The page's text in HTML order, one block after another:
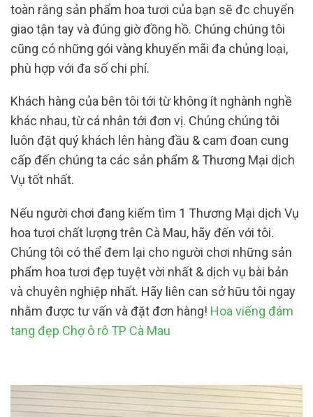
toàn rằng sản phẩm hoa tươi của bạn sẽ đc chuyển
giao tận tay và đúng giờ đồng hồ. Chúng chúng tôi
cũng có những gói vàng khuyến mãi đa chủng loại,
phù hợp với đa số chi phí.
Khách hàng của bên tôi tới từ không ít nghành nghề
khác nhau, từ cá nhân tới đơn vị. Chúng chúng tôi
luôn đặt quý khách lên hàng đầu & cam đoan cung
cấp đến chúng ta các sản phẩm & Thương Mại dịch
Vụ tốt nhất.
Nếu người chơi đang kiếm tìm 1 Thương Mại dịch Vụ
hoa tươi chất lượng trên Cà Mau, hãy đến với tôi.
Chúng tôi có thể đem lại cho người chơi những sản
phẩm hoa tươi đẹp tuyệt vời nhất & dịch vụ bài bản
và chuyên nghiệp nhất. Hãy liên can sở hữu tôi ngay
nhằm được tư vấn và đặt đơn hàng! Hoa viếng đám
tang đẹp Chợ ô rô TP Cà Mau